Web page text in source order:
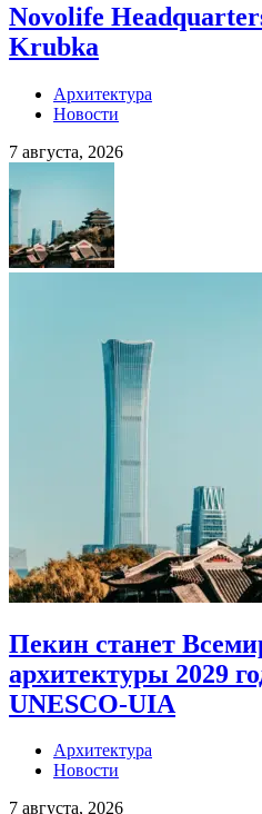
Novolife
Krubka
Архитектура
Новости
7 августа, 2026
Пекин станет
архитектуры 2029
UNESCO-UIA
Архитектура
Новости
7 августа, 2026